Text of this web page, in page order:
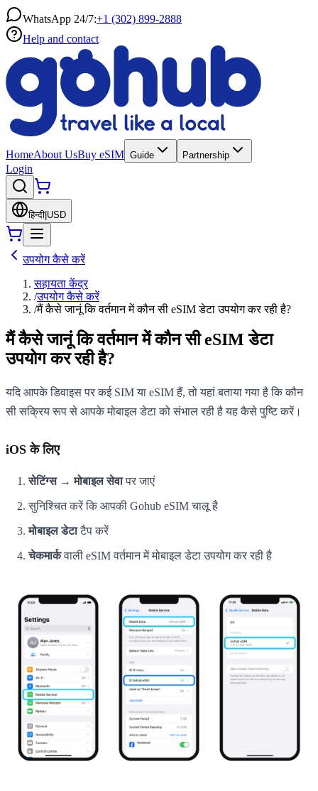
WhatsApp 24/7:+1 (302) 899-2888
Help and contact
HomeAbout UsBuy eSIM Guide Partnership
Login
हिन्दी USD
उपयोग कैसे करें
सहायता केंद्र
/उपयोग कैसे करें
/मैं कैसे जानूं कि वर्तमान में कौन सी eSIM डेटा उपयोग कर रही है?
मैं कैसे जानूं कि वर्तमान में कौन सी eSIM डेटा
उपयोग कर रही है?
यदि आपके डिवाइस पर कई SIM या eSIM हैं, तो यहां बताया गया है कि कौन
सी सक्रिय रूप से आपके मोबाइल डेटा को संभाल रही है यह कैसे पुष्टि करें।
iOS के लिए
सेटिंग्स → मोबाइल सेवापर जाएं
सुनिश्चित करें कि आपकी Gohub eSIM चालू है
मोबाइल डेटाटैप करें
चेकमार्कवाली eSIM वर्तमान में मोबाइल डेटा उपयोग कर रही है